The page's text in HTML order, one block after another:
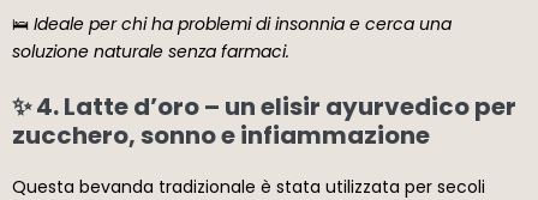
🛌 Ideale per chi ha problemi di insonnia e cerca una
soluzione naturale senza farmaci.
✨ 4. Latte d’oro – un elisir ayurvedico per
zucchero, sonno e infiammazione
Questa bevanda tradizionale è stata utilizzata per secoli